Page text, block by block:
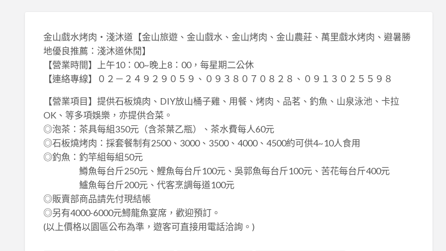
金山戲水烤肉‧淺沐道【金山旅遊、金山戲水、金山烤肉、金山農莊、萬里戲水烤肉、避暑勝
地優良推薦：淺沐道休閒】
【營業時間】上午10：00~晚上8：00，每星期二公休
【連絡專線】０２－２４９２９０５９、０９３８０７０８２８、０９１３０２５５９８
【營業項目】提供石板燒肉、DIY放山桶子雞、用餐、烤肉、品茗、釣魚、山泉泳池、卡拉
OK、等多項娛樂，亦提供合菜。
◎泡茶：茶具每組350元（含茶葉乙瓶）、茶水費每人60元
◎石板燒烤肉：採套餐制有2500、3000、3500、4000、4500約可供4~10人食用
◎釣魚：釣竿組每組50元
鱒魚每台斤250元、鯉魚每台斤100元、吳郭魚每台斤100元、苦花每台斤400元
鱸魚每台斤200元、代客烹調每道100元
◎販賣部商品請先付現結帳
◎另有4000-6000元鱘龍魚宴席，歡迎預訂。
(以上價格以園區公布為準，遊客可直接用電話洽詢。)